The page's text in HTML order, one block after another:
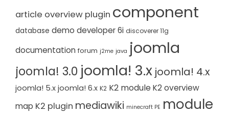
article overview plugin component
database demo developer 6i discoverer 11g
documentation forum j2me java joomla
joomla! 3.0 joomla! 3.x joomla! 4.x
joomla! 5.x joomla! 6.x K2 K2 module K2 overview
map K2 plugin mediawiki minecraft PE module